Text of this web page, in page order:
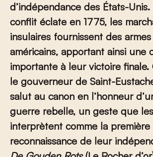
d’indépendance des États-
conflit éclate en 1775, les
insulaires fournissent des
américains, apportant ainsi une
importante à leur victoire finale.
le gouverneur de Saint-
salut au canon en l’honneur
guerre rebelle, un geste que
interprètent comme la première
reconnaissance de leur